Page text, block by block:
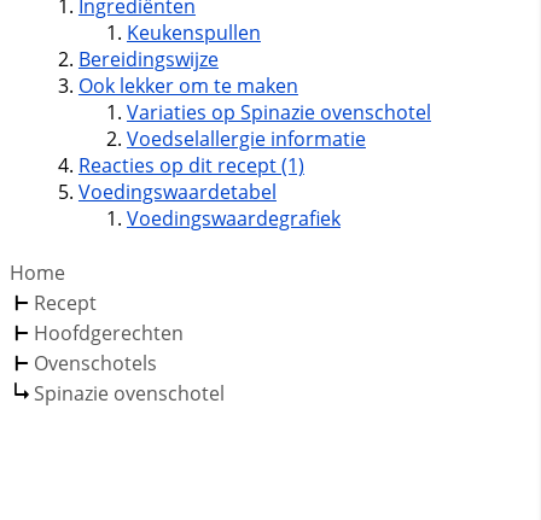
Ingrediënten
Keukenspullen
Bereidingswijze
Ook lekker om te maken
Variaties op Spinazie ovenschotel
Voedselallergie informatie
Reacties op dit recept (1)
Voedingswaardetabel
Voedingswaardegrafiek
Home
Recept
Hoofdgerechten
Ovenschotels
Spinazie ovenschotel